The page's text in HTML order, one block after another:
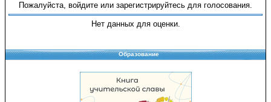
Пожалуйста, войдите или зарегистрируйтесь для голосования.
Нет данных для оценки.
Образование
Copyright © 2008-2026 Управление образования
Перепечатка и использование материалов возможны только с разрешения
Управления образования.
103,928,260 уникальных посетителей